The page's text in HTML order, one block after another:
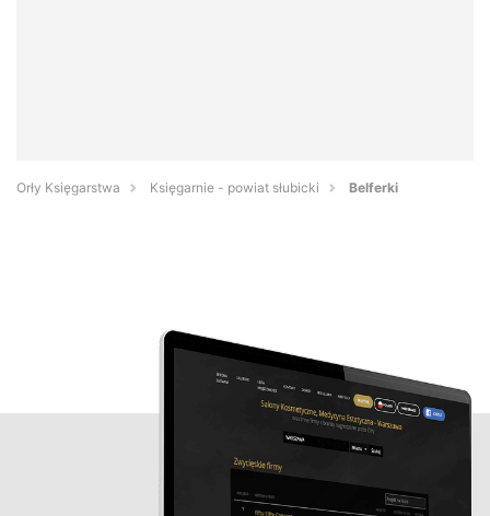
Orły Księgarstwa Księgarnie - powiat słubicki Belferki